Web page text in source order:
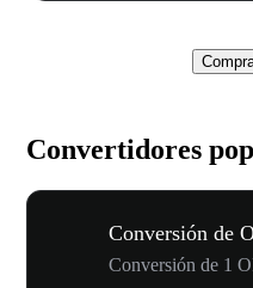
Convertidores
Conversión de
Conversión de 1